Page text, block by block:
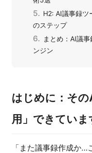
H2: AI議事録ツ
のステップ
まとめ：AI議
ンジン
はじめに：そ
用」できていま
「また議事録作成か…